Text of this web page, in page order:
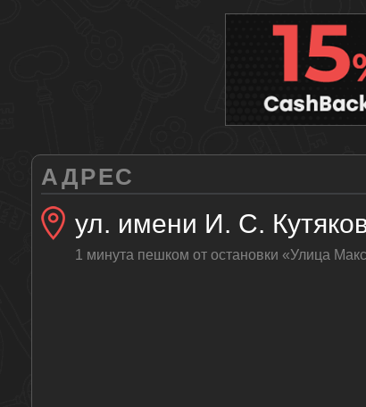
АДРЕС
ул. имени И. С.
1 минута пешком от остановки «Улица